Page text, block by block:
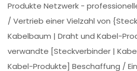
Produkte Netzwerk -
/ Vertrieb einer Vielzahl von
Kabelbaum | Draht und Kabel-
verwandte [Steckverbinder |
Kabel-Produkte] Beschaffung /